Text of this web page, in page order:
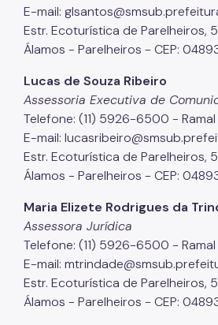
E-mail:
Estr. Ecoturística de Parelheiros,
Álamos - Parelheiros - CEP:
Lucas de Souza Ribeiro
Assessoria Executiva de
Telefone: (11) 5926-6500 -
E-mail:
Estr. Ecoturística de Parelheiros,
Álamos - Parelheiros - CEP:
Maria Elizete Rodrigues da
Assessora Jurídica
Telefone: (11) 5926-6500 -
E-mail:
Estr. Ecoturística de Parelheiros,
Álamos - Parelheiros - CEP: